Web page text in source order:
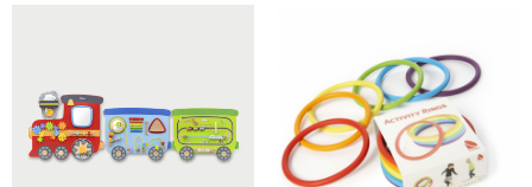
Echilibru
Jucarii de echilibru
Mingi terapeutice